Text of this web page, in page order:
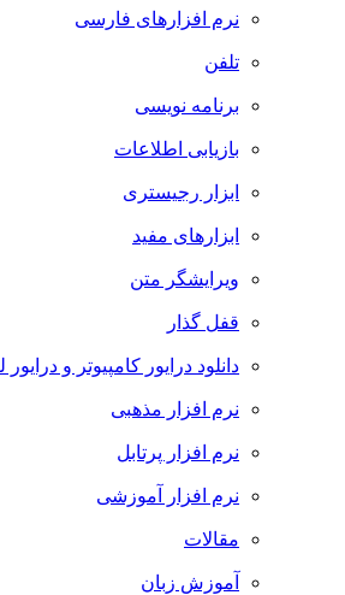
نرم افزارهای فارسی
تلفن
برنامه نویسی
بازیابی اطلاعات
ابزار رجیستری
ابزارهای مفید
ویرایشگر متن
قفل گذار
دانلود درایور کامپیوتر و درایور لپ تاپ
نرم افزار مذهبی
نرم افزار پرتابل
نرم افزار آموزشی
مقالات
آموزش زبان